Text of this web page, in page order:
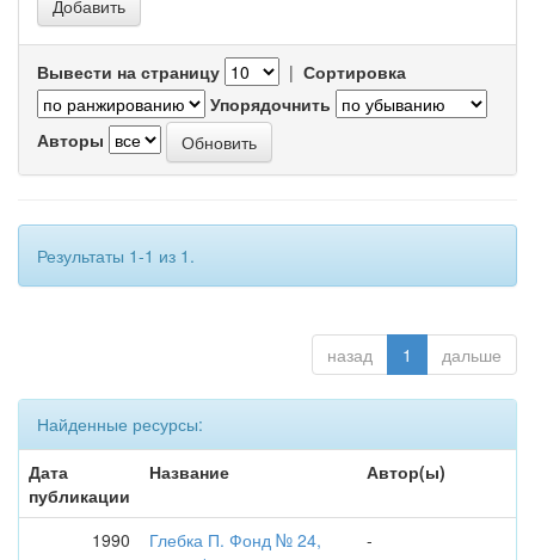
Вывести на страницу | Сортировка
Упорядочнить
Авторы
Результаты 1-1 из 1.
назад 1 дальше
Найденные ресурсы:
Дата
публикации
Название Автор(ы)
1990
Глебка П. Фонд № 24,
-